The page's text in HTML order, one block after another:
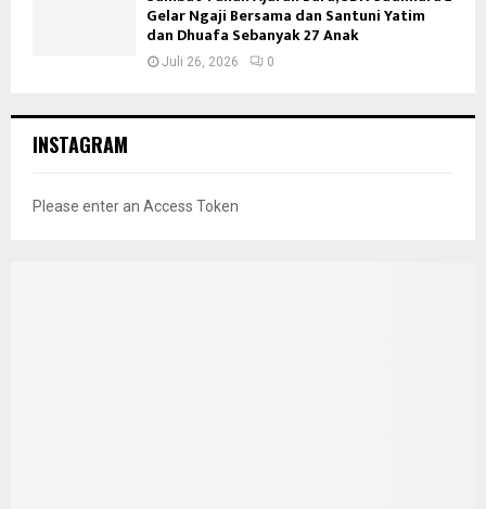
Gelar Ngaji Bersama dan Santuni Yatim
dan Dhuafa Sebanyak 27 Anak
Juli 26, 2026 0
INSTAGRAM
Please enter an Access Token